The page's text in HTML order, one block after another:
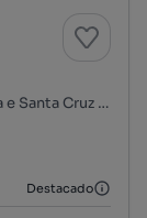
Rua Quinta de Calvelhe, Lavra, Perafita, Lavra e Santa Cruz do Bispo, Matosinhos, Porto
Destacado